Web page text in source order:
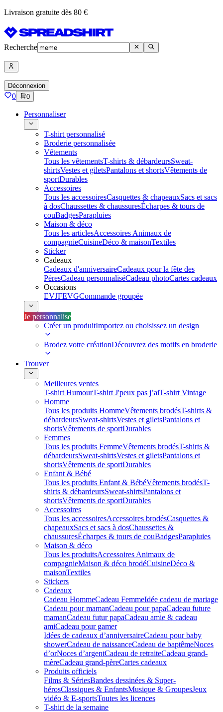
Livraison gratuite dès 80 €
Recherche
Déconnexion
0 0
Personnaliser
T-shirt personnalisé
Broderie personnalisée
Vêtements
Tous les vêtementsT-shirts & débardeursSweat-
shirtsVestes et giletsPantalons et shortsVêtements de
sportDurables
Accessoires
Tous les accessoiresCasquettes & chapeauxSacs et sacs
à dosChaussettes & chaussuresÉcharpes & tours de
couBadgesParapluies
Maison & déco
Tous les articlesAccessoires Animaux de
compagnieCuisineDéco & maisonTextiles
Sticker
Cadeaux
Cadeaux d'anniversaireCadeaux pour la fête des
PèresCadeau personnaliséCadeau photoCartes cadeaux
Occasions
EVJFEVGCommande groupée
Je personnalise
Créer un produitImportez ou choisissez un design
Brodez votre créationDécouvrez des motifs en broderie
Trouver
Meilleures ventes
T-shirt HumourT-shirt J'peux pas j’aiT-shirt Vintage
Homme
Tous les produits HommeVêtements brodésT-shirts &
débardeursSweat-shirtsVestes et giletsPantalons et
shortsVêtements de sportDurables
Femmes
Tous les produits FemmeVêtements brodésT-shirts &
débardeursSweat-shirtsVestes et giletsPantalons et
shortsVêtements de sportDurables
Enfant & Bébé
Tous les produits Enfant & BébéVêtements brodésT-
shirts & débardeursSweat-shirtsPantalons et
shortsVêtements de sportDurables
Accessoires
Tous les accessoiresAccessoires brodésCasquettes &
chapeauxSacs et sacs à dosChaussettes &
chaussuresÉcharpes & tours de couBadgesParapluies
Maison & déco
Tous les produitsAccessoires Animaux de
compagnieMaison & déco brodéCuisineDéco &
maisonTextiles
Stickers
Cadeaux
Cadeau HommeCadeau FemmeIdée cadeau de mariage​
Cadeau pour mamanCadeau pour papaCadeau future
mamanCadeau futur papaCadeau amie & cadeau
amiCadeau pour gamer
Idées de cadeaux d’anniversaireCadeau pour baby
showerCadeau de naissanceCadeau de baptêmeNoces
d’orNoces d’argentCadeau de retraiteCadeau grand-
mèreCadeau grand-pèreCartes cadeaux
Produits officiels
Films & SériesBandes dessinées & Super-
hérosClassiques & EnfantsMusique & GroupesJeux
vidéo & E-sportsToutes les licences
T-shirt de la semaine